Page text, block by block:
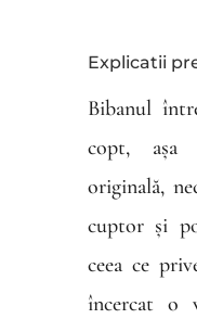
Explicatii
Bibanul
copt, așa
originală,
cuptor și
ceea ce
încercat o